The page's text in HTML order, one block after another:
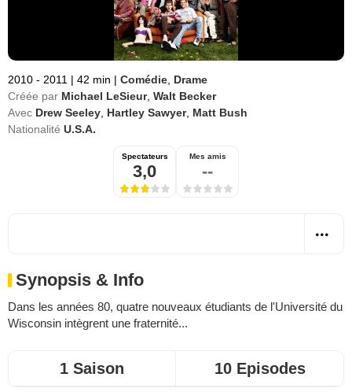
2010 - 2011 | 42 min | Comédie Drame
Créée par Michael LeSieur, Walt Becker
Avec Drew Seeley Hartley Sawyer, Matt Bush
Nationalité U.S.A.
Spectateurs
3,0
Mes amis
--
Synopsis & Info
Dans les années 80, quatre nouveaux étudiants de l'Université du
Wisconsin intègrent une fraternité...
1 Saison 10 Episodes